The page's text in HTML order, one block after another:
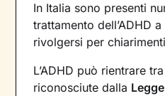
In Italia sono presenti
trattamento dell’ADHD
rivolgersi per
L’ADHD può rientrare
riconosciute dalla